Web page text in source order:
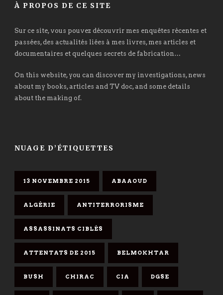
À PROPOS DE CE SITE
Sur ce site, vous pouvez découvrir mes enquêtes récentes et
passées, des actualités liées à mes livres, mes articles et
documentaires et quelques secrets de fabrication…
On this website, you can discover my investigations, news
about my books, articles and TV doc, and some details
about the making of.
NUAGE D’ÉTIQUETTES
13 NOVEMBRE 2015 ABAAOUD
ALGÉRIE ANTITERRORISME
ASSASSINATS CIBLÉS
ATTENTATS DE 2015 BELMOKHTAR
BUSH CHIRAC CIA DGSE